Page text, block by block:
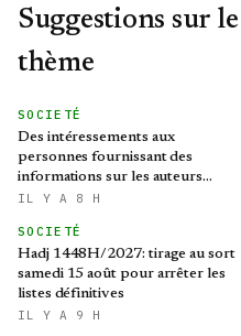
Suggestions sur
thème
SOCIETÉ
Des intéressements aux
personnes fournissant des
informations sur les auteurs
d’infractions liées aux stupéfiants
IL Y A 8 H
SOCIETÉ
Hadj 1448H/2027: tirage au sort
samedi 15 août pour arrêter les
listes définitives
IL Y A 9 H